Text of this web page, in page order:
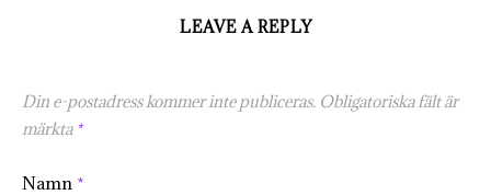
LEAVE A REPLY
Din e-postadress kommer inte publiceras. Obligatoriska fält är
märkta *
Namn *